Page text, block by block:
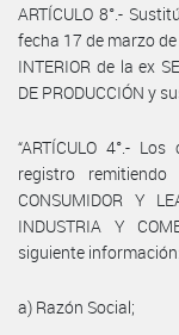
ARTÍCULO 8°.-
fecha 17 de marzo de
INTERIOR de la ex
DE PRODUCCIÓN y
“ARTÍCULO 4°.-
registro remitiendo
CONSUMIDOR Y
INDUSTRIA Y
siguiente información:
a) Razón Social;